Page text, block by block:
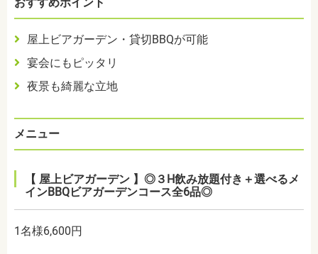
屋上ビアガーデン・貸切BBQが可能
宴会にもピッタリ
夜景も綺麗な立地
メニュー
【 屋上ビアガーデン 】◎３H飲み放題付き＋選べるメ
インBBQビアガーデンコース全6品◎
1名様6,600円